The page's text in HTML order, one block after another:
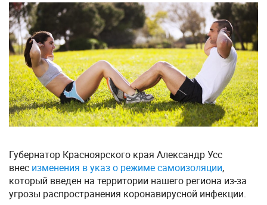
Губернатор Красноярского края Александр Усс
внес изменения в указ о режиме самоизоляции,
который введен на территории нашего региона из-за
угрозы распространения коронавирусной инфекции.